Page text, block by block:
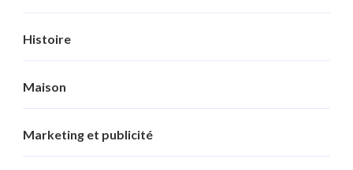
Histoire
Maison
Marketing et publicité